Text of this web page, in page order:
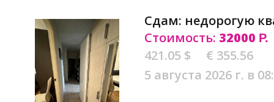
Сдам: недорогую
Стоимость: 32000 Р.
421.05 $
€ 355.56
5 августа 2026 г. в